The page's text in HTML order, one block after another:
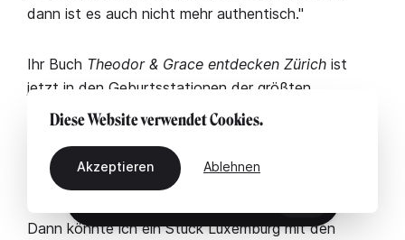
dann ist es auch nicht mehr authentisch."
Ihr Buch Theodor & Grace entdecken Zürich ist
jetzt in den Geburtsstationen der größten
Krankenhäuser in Zürich zu finden. "Das ist ein
über die Stadt lernt, wo das Kind geboren wird. Ich
hoffe, dass ich meine Bücher auch in Luxemburg in
Dann könnte ich ein Stück Luxemburg mit den
Diese Website verwendet Cookies.
Akzeptieren Ablehnen